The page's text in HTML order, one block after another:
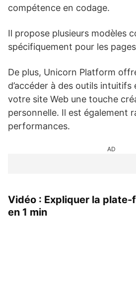
compétence en codage.
Il propose plusieurs modèles
spécifiquement pour les
De plus, Unicorn Platform
d’accéder à des outils intuitifs
votre site Web une touche
personnelle. Il est également
performances.
AD
Vidéo : Expliquer la
en 1 min